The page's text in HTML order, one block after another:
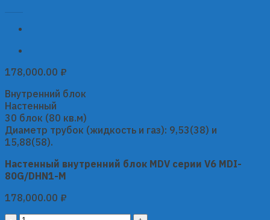
178,000.00 ₽
Внутренний блок
Настенный
30 блок (80 кв.м)
Диаметр трубок (жидкость и газ): 9,53(38) и
15,88(58).
Настенный внутренний блок MDV серии V6 MDI-
80G/DHN1-M
178,000.00 ₽